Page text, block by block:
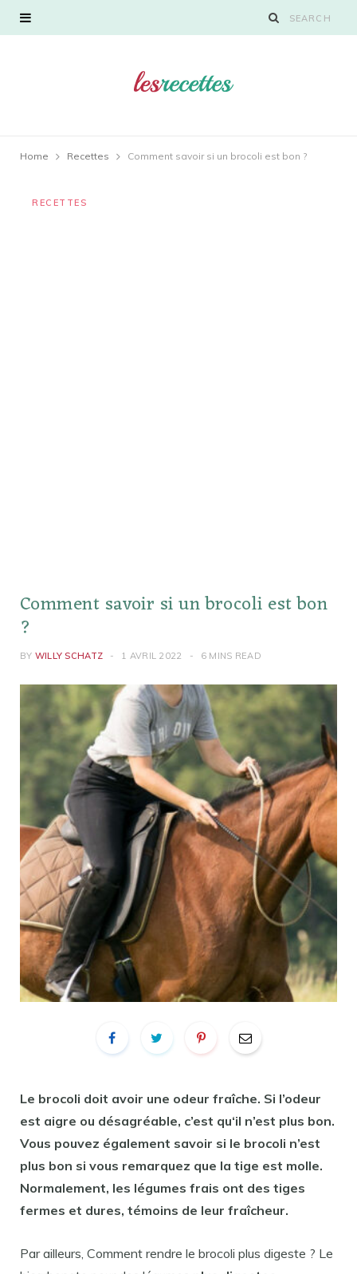
Home Recettes Comment savoir si un brocoli est bon ?
RECETTES
Comment savoir si un brocoli est bon
?
BY WILLY SCHATZ 1 AVRIL 2022 6 MINS READ
Le brocoli doit avoir une odeur fraîche. Si l’odeur
est aigre ou désagréable, c’est qu‘il n’est plus bon.
Vous pouvez également savoir si le brocoli n’est
plus bon si vous remarquez que la tige est molle.
Normalement, les légumes frais ont des tiges
fermes et dures, témoins de leur fraîcheur.
Par ailleurs, Comment rendre le brocoli plus digeste ? Le